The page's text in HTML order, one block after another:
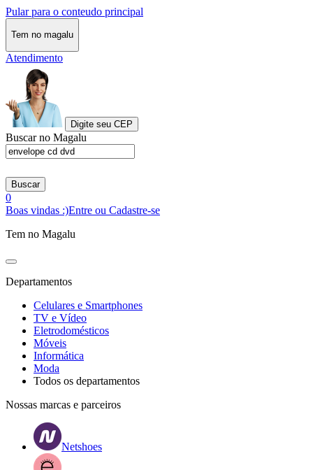
Pular para o conteudo principal
Tem no magalu
Atendimento
Digite seu CEP
Buscar no Magalu
Buscar
0
Boas vindas :)Entre ou Cadastre-se
Tem no Magalu
Departamentos
Celulares e Smartphones
TV e Vídeo
Eletrodomésticos
Móveis
Informática
Moda
Todos os departamentos
Nossas marcas e parceiros
Netshoes